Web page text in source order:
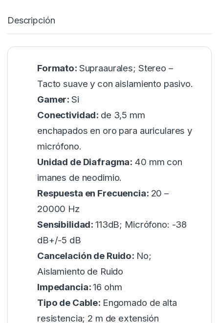
Descripción
Formato: Supraaurales; Stereo –
Tacto suave y con aislamiento pasivo.
Gamer:Si
Conectividad: de 3,5 mm
enchapados en oro para auriculares y
micrófono.
Unidad de Diafragma: 40 mm con
imanes de neodimio.
Respuesta en Frecuencia: 20 –
20000 Hz
Sensibilidad:113dB; Micrófono: -38
dB+/-5 dB
Cancelación de Ruido: No;
Aislamiento de Ruido
Impedancia:16 ohm
Tipo de Cable: Engomado de alta
resistencia; 2 m de extensión